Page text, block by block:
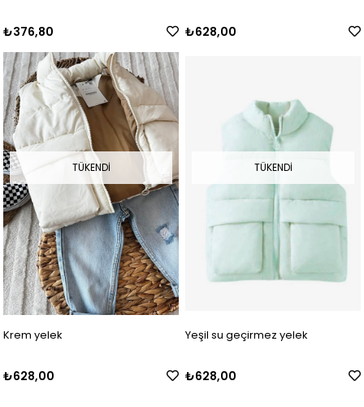
₺376,80 ₺628,00
TÜKENDI
Krem yelek
₺628,00
TÜKENDI
Yeşil su geçirmez yelek
₺628,00